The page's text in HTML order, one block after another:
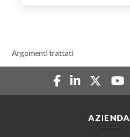
Argomenti trattati
AZIENDA